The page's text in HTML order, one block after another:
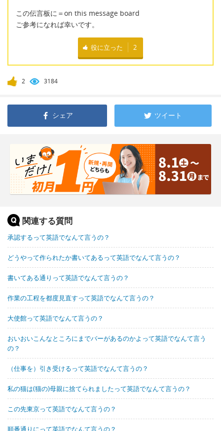
この伝言板に＝on this message board
ご参考になれば幸いです。
役に立った 2
2 3184
シェア ツイート
関連する質問
承認するって英語でなんて言うの？
どうやって作られたか書いてあるって英語でなんて言うの？
書いてある通りって英語でなんて言うの？
作業の工程を都度見直すって英語でなんて言うの？
大使館って英語でなんて言うの？
おいおいこんなところにまでバーがあるのかよって英語でなんて言う
の？
（仕事を）引き受けるって英語でなんて言うの？
私の猫は(猫の)母親に捨てられましたって英語でなんて言うの？
この先東京って英語でなんて言うの？
順番通りにって英語でなんて言うの？